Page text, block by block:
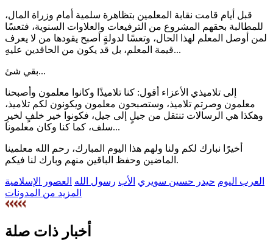
قبل أيام قامت نقابة المعلمين بتظاهرة سلمية أمام وزراة المال،
للمطالبة بحقهم المشروع من الترفيعات والعلاوات السنوية، فتعسًا
لمن أوصل المعلم لهذا الحال، وتعسًا لدولةٍ أصبح يقودها من لا يعرف
قيمة المعلم، بل قد يكون من الحاقدين عليهِ...
بقي شئ...
إلى تلاميذي الأعزاء أقول: كنا تلاميذًا وكانوا معلمون وأصبحنا
معلمون وصرتم تلاميذ، وستصبحون معلمون ويكونون لكم تلاميذ،
وهكذا هي الرسالات تنتقل من جيلٍ إلى جيل، فكونوا خير خلفٍ لخيرِ
سلف، كما كنا وكان معلمونا...
أخيرًا نبارك لكم ولنا ولهم هذا اليوم المبارك، رحم الله معلمينا
الماضين وحفظ الباقين منهم وبارك لنا فيكم.
العرب اليوم حيدر حسين سويري الأب رسول الله العصور الإسلامية
المزيد من المدونات
أخبار ذات صلة